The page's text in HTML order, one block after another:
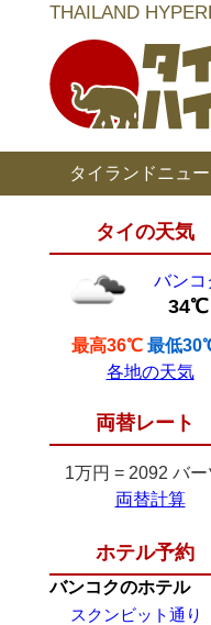
THAILAND
タイランドニュ
タイの天気
バンコ
34℃
最高36℃ 最低
各地の天気
両替レート
1万円 = 2092 バー
両替計算
ホテル予約
バンコクのホテル
スクンビット通り